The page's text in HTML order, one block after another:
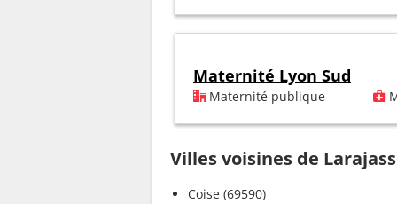
Maternité Lyon Sud
Maternité publique
Villes voisines de
Coise (69590)